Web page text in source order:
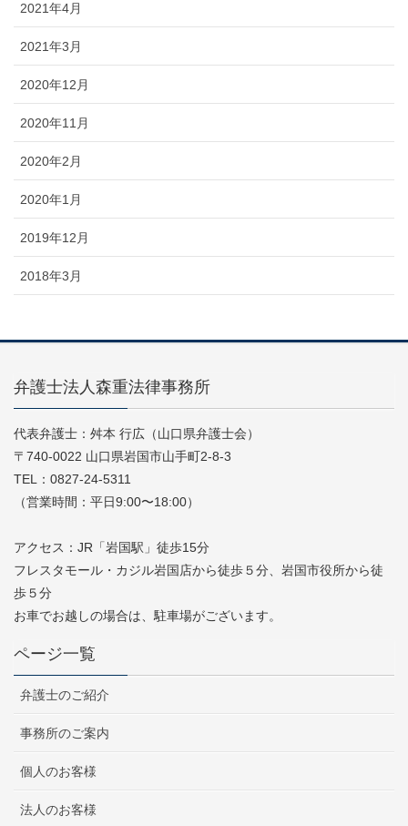
2021年4月
2021年3月
2020年12月
2020年11月
2020年2月
2020年1月
2019年12月
2018年3月
弁護士法人森重法律事務所
代表弁護士：舛本 行広（山口県弁護士会）
〒740-0022 山口県岩国市山手町2-8-3
TEL：0827-24-5311
（営業時間：平日9:00〜18:00）
アクセス：JR「岩国駅」徒歩15分
フレスタモール・カジル岩国店から徒歩５分、岩国市役所から徒
歩５分
お車でお越しの場合は、駐車場がございます。
ページ一覧
弁護士のご紹介
事務所のご案内
個人のお客様
法人のお客様